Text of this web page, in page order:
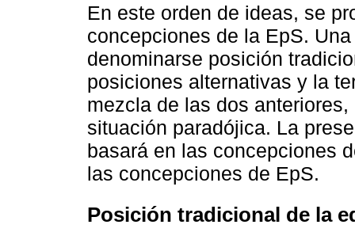
En este orden de ideas, se
concepciones de la EpS.
denominarse posición
posiciones alternativas y la
mezcla de las dos
situación paradójica. La
basará en las concepciones
las concepciones de EpS.
Posición tradicional de la